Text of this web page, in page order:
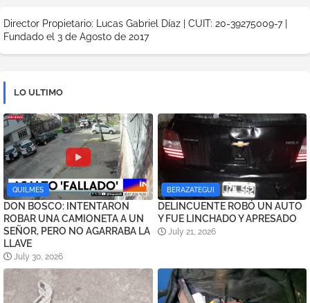
Director Propietario: Lucas Gabriel Díaz | CUIT: 20-39275009-7 |
Fundado el 3 de Agosto de 2017
LO ULTIMO
QUILMES
DON BOSCO: INTENTARON
ROBAR UNA CAMIONETA A UN
SEÑOR, PERO NO AGARRABA LA
LLAVE
July 30, 2026
BERAZATEGUI
DELINCUENTE ROBÓ UN AUTO
Y FUE LINCHADO Y APRESADO
July 21, 2026